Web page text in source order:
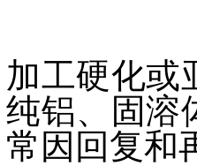
加工硬化或
纯铝、固溶
常因回复和